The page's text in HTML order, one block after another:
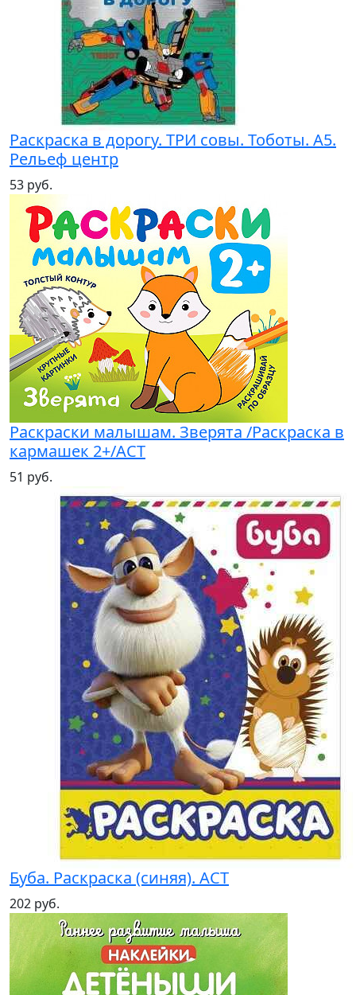
Раскраска в дорогу. ТРИ совы. Тоботы. А5.
Рельеф центр
53 руб.
Раскраски малышам. Зверята /Раскраска в
кармашек 2+/АСТ
51 руб.
Буба. Раскраска (синяя). АСТ
202 руб.